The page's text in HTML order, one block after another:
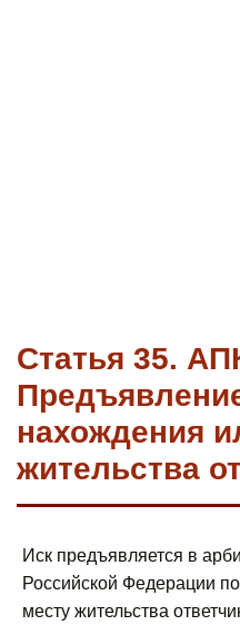
Статья 35.
нахождения
жительства
Иск предъявляется в
Российской Федерации
месту жительства